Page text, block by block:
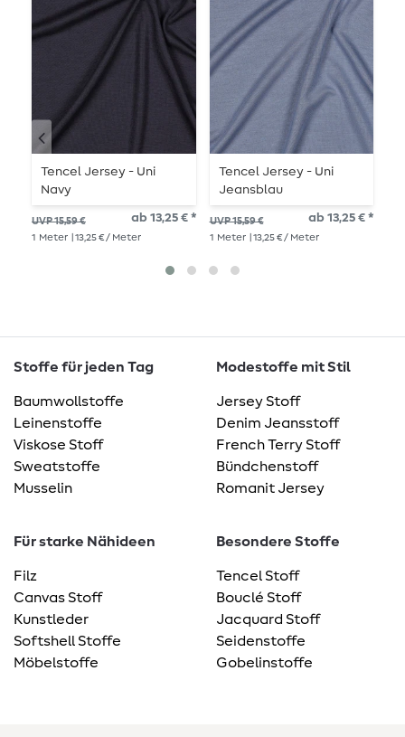
Tencel Jersey - Uni
Navy
UVP 15,59 € ab 13,25 € *
1 Meter | 13,25 € / Meter
Tencel Jersey - Uni
Jeansblau
UVP 15,59 € ab 13,25 € *
1 Meter | 13,25 € / Meter
Stoffe für jeden Tag
Baumwollstoffe
Leinenstoffe
Viskose Stoff
Sweatstoffe
Musselin
Modestoffe mit Stil
Jersey Stoff
Denim Jeansstoff
French Terry Stoff
Bündchenstoff
Romanit Jersey
Für starke Nähideen
Filz
Canvas Stoff
Kunstleder
Softshell Stoffe
Möbelstoffe
Besondere Stoffe
Tencel Stoff
Bouclé Stoff
Jacquard Stoff
Seidenstoffe
Gobelinstoffe